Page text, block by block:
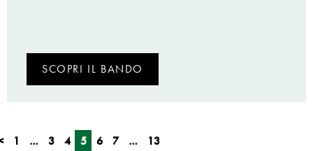
SCOPRI IL BANDO
1 … 3 4 5 6 7 … 13